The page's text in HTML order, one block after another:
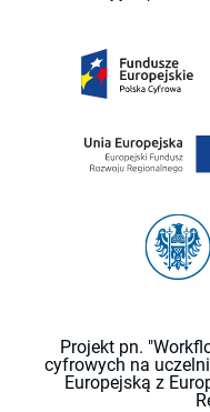
Projekt pn.
cyfrowych na
Europejską z